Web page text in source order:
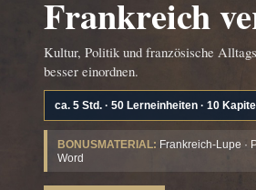
Frankreich
Kultur, Politik und französische
besser einordnen.
ca. 5 Std. · 50 Lerneinheiten · 10 Kapitel
BONUSMATERIAL: Frankreich-Lupe ·
Word